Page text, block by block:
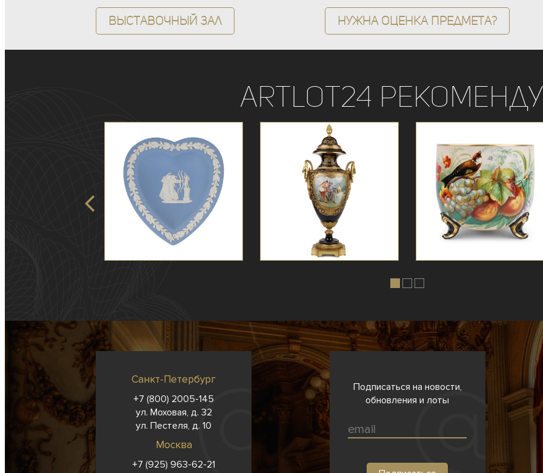
Выставочный зал Нужна оценка предмета?
ArtLot24
Санкт-Петербург
+7 (800) 2005-145
ул. Моховая, д. 32
ул. Пестеля, д. 10
Москва
+7 (925) 963-62-21
Подписаться на новости,
обновления и лоты